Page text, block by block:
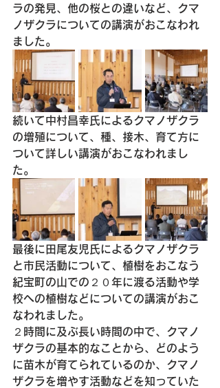
ラの発見、他の桜との違いなど、クマ
ノザクラについての講演がおこなわれ
ました。
続いて中村昌幸氏によるクマノザクラ
の増殖について、種、接木、育て方に
ついて詳しい講演がおこなわれまし
た。
最後に 田尾友児氏によるクマノザクラ
と市民活動について、植樹をおこなう
紀宝町の山での２０年に渡る活動や学
校への植樹などについての講演がおこ
なわれました。
２時間に及ぶ長い時間の中で、クマノ
ザクラの基本的なことから、どのよう
に苗木が育てられているのか、クマノ
ザクラを増やす活動などを知っていた